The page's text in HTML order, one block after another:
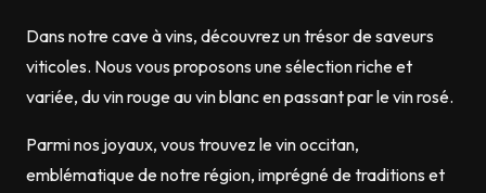
Dans notre cave à vins, découvrez un trésor de saveurs
viticoles. Nous vous proposons une sélection riche et
variée, du vin rouge au vin blanc en passant par le vin rosé.
Parmi nos joyaux, vous trouvez le vin occitan,
emblématique de notre région, imprégné de traditions et